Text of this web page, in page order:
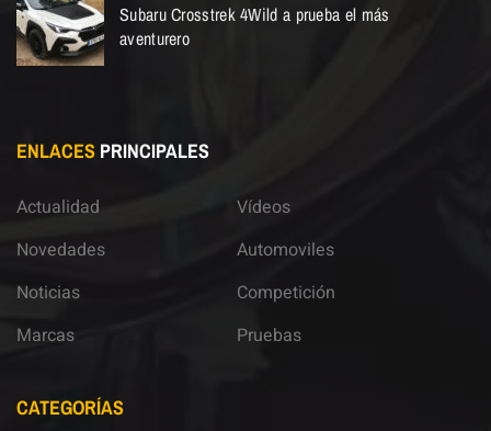
Subaru Crosstrek 4Wild a prueba el más
aventurero
ENLACES PRINCIPALES
Actualidad
Novedades
Noticias
Marcas
Vídeos
Automoviles
Competición
Pruebas
CATEGORÍAS